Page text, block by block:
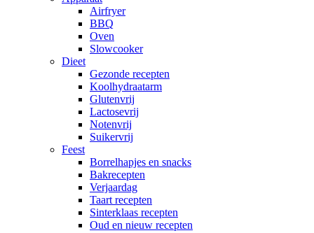
Airfryer
BBQ
Oven
Slowcooker
Dieet
Gezonde recepten
Koolhydraatarm
Glutenvrij
Lactosevrij
Notenvrij
Suikervrij
Feest
Borrelhapjes en snacks
Bakrecepten
Verjaardag
Taart recepten
Sinterklaas recepten
Oud en nieuw recepten